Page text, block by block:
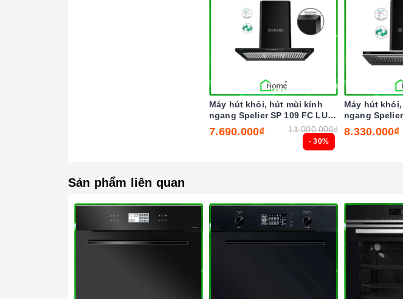
- 30%
Máy hút khói, hút mùi kính
ngang Spelier SP 109 FC LUX
( Điều khiển cảm ứng vẫy tay
)
7.690.000₫ 11.000.000₫
Máy hút
ngang
( Điều khiển
)
8.330.000₫
Sản phẩm liên quan